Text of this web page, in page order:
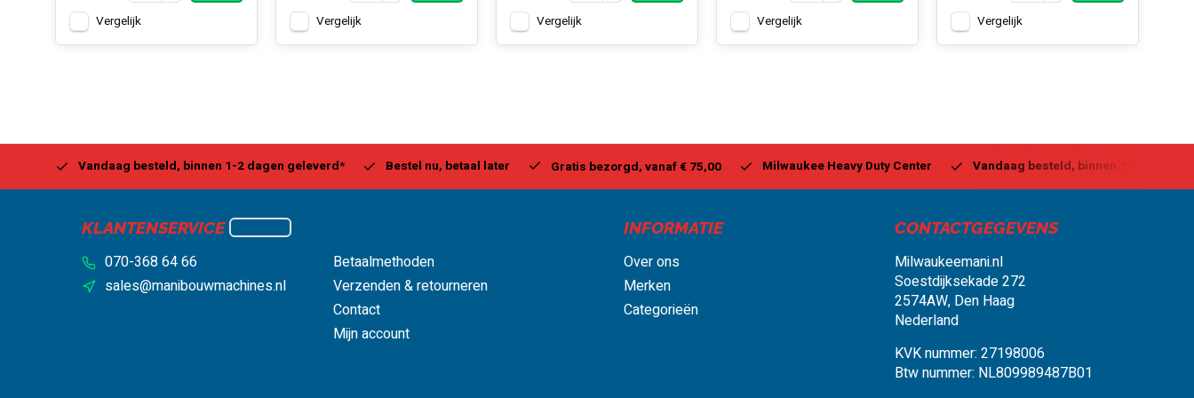
Vergelijk Vergelijk Vergelijk Vergelijk Vergelijk
Vandaag besteld, binnen 1-2 dagen geleverd* Bestel nu, betaal later Gratis bezorgd, vanaf € 75,00 Milwaukee Heavy Duty Center Vandaag besteld, binnen 1-2 dagen
KLANTENSERVICE
070-368 64 66
sales@manibouwmachines.nl
Betaalmethoden
Verzenden & retourneren
Contact
Mijn account
INFORMATIE
Over ons
Merken
Categorieën
CONTACTGEGEVENS
Milwaukeemani.nl
Soestdijksekade 272
2574AW, Den Haag
Nederland
KVK nummer: 27198006
Btw nummer: NL809989487B01